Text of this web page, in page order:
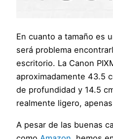
En cuanto a tamaño es
será problema
escritorio. La Canon
aproximadamente 43.5
de profundidad y 14.5
realmente ligero,
A pesar de las buenas